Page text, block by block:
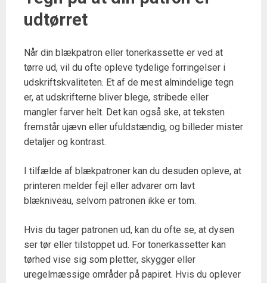
udtørret
Når din blækpatron eller tonerkassette er ved at
tørre ud, vil du ofte opleve tydelige forringelser i
udskriftskvaliteten. Et af de mest almindelige tegn
er, at udskrifterne bliver blege, stribede eller
mangler farver helt. Det kan også ske, at teksten
fremstår ujævn eller ufuldstændig, og billeder mister
detaljer og kontrast.
I tilfælde af blækpatroner kan du desuden opleve, at
printeren melder fejl eller advarer om lavt
blækniveau, selvom patronen ikke er tom.
Hvis du tager patronen ud, kan du ofte se, at dysen
ser tør eller tilstoppet ud. For tonerkassetter kan
tørhed vise sig som pletter, skygger eller
uregelmæssige områder på papiret. Hvis du oplever